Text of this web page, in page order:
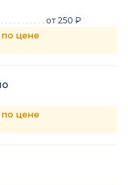
от 250 ₽
цене
цене